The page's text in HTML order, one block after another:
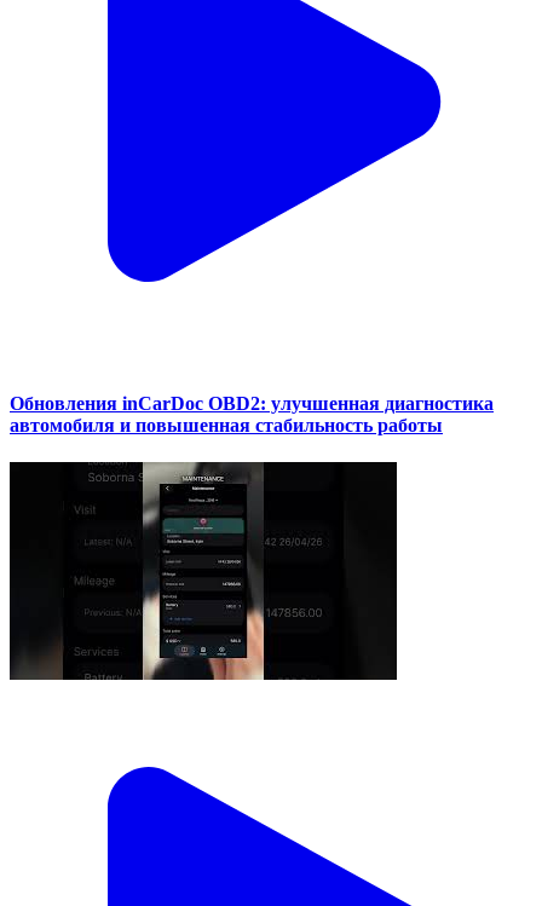
Обновления inCarDoc OBD2: улучшенная диагностика
автомобиля и повышенная стабильность работы